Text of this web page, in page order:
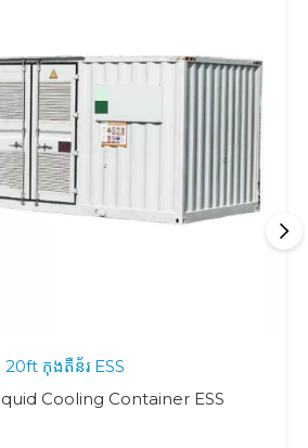
20ft កុងតឺន័រ ESS
Cooling Container ESS